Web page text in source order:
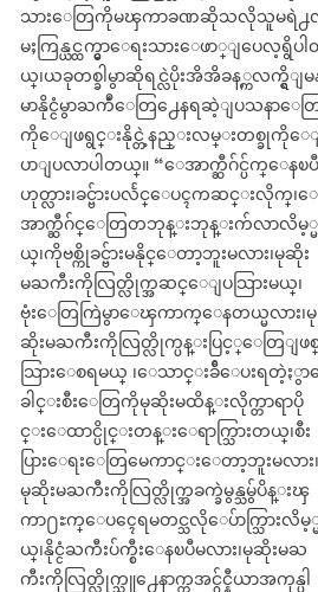
သားေတြကိုမၾကာခဏဆိုသလိုသူမရဲ႕
မႈကြန္ယင္ထက္မွာေရးသားေဖာ္ျပေလ့ရွိပ
ယ္၊ယခုတစ္ခါမွာဆိုရင္လဲပိုးအိအိခန့္ကလက္ရွိျမ
မာနိုင္ငံမွာႀကဳံေတြ႕ေနရဆဲ့ျပသနာေတ
ကိုေျဖရွင္းနိုင္တဲ့နည္းလမ္းတစ္ခုကိုေ
ပာျပလာပါတယ္။ “ေအာက္ဆီဂ်င္ပ်က္ေနၿပီ
ဟုတ္လား၊ခင္ဗ်ားပလႅင္ေပၚကဆင္းလိုက္၊ေ
အာက္ဆီဂ်င္ေတြတဘုန္းဘုန္းက်လာလိမ့္မ
ယ္၊ကိုဗစ္ကိုခင္ဗ်ားမနိုင္ေတာ့ဘူးမလား၊မုဆိုး
မႀကီးကိုလြတ္လိုက္အဆင္ေျပသြားမယ္၊
ဗုံးေတြကြဲမွာေၾကာက္ေနတယ္မလား၊မု
ဆိုးမႀကီးကိုလြတ္လိုက္ပန္းပြင့္ေတြျဖ
သြားေစရမယ္ ၊ေသာင္းခ်ီေပးရတဲ့ႏွ
ခါင္းစီးေတြကိုမုဆိုးမထိန္းလိုက္တာရာပို
င္းေထာင္ပိုင္းတန္းေရာက္သြားတယ္၊စီး
ပြားေရးေတြမေကာင္းေတာ့ဘူးမလား
မုဆိုးမႀကီးကိုလြတ္လိုက္အခက္ခဲမွန္သမွ်ပိန္းၾ
ကာ႐ႊက္ေပၚေရမတင္သလိုေပ်ာက္သြားလိမ့္
ယ္၊နိုင္ငံႀကီးပ်က္စီးေနၿပီမလား၊မုဆိုးမႀ
ကီးကိုလြတ္လိုက္သူ႕ေနာက္ကအင္ဂ်င္နီယာအကုန္ပါ